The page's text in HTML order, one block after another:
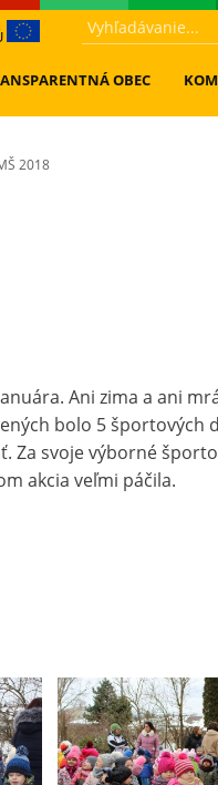
OBEC
2018
Ani zima a ani
bolo 5 športových
Za svoje výborné
akcia veľmi páčila.